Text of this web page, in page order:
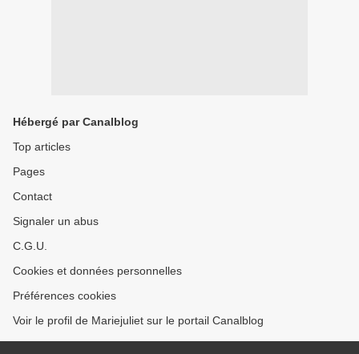
Hébergé par Canalblog
Top articles
Pages
Contact
Signaler un abus
C.G.U.
Cookies et données personnelles
Préférences cookies
Voir le profil de Mariejuliet sur le portail Canalblog